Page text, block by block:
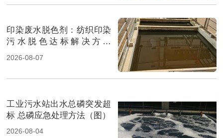
印染废水脱色剂：纺织印染
污水脱色达标解决方案
（图）
2026-08-07
工业污水站出水总磷突发超
标 总磷应急处理方法（图）
2026-08-04